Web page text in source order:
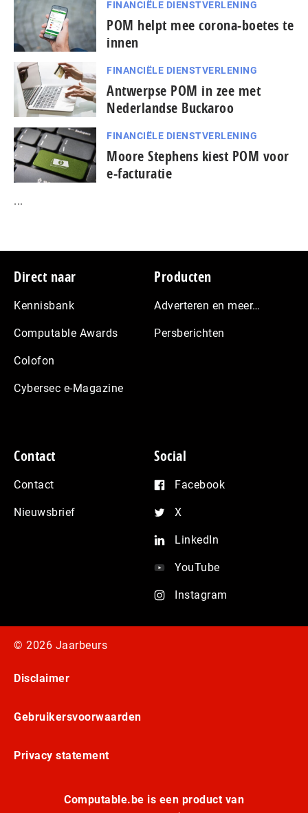
FINANCIËLE DIENSTVERLENING
POM helpt mee corona-boetes te
innen
FINANCIËLE DIENSTVERLENING
Antwerpse POM in zee met
Nederlandse Buckaroo
FINANCIËLE DIENSTVERLENING
Moore Stephens kiest POM voor
e-facturatie
...
Footer
Direct naar
Kennisbank
Computable Awards
Colofon
Cybersec e-Magazine
Producten
Adverteren en meer…
Persberichten
Contact
Contact
Nieuwsbrief
Social
Facebook
X
LinkedIn
YouTube
Instagram
© 2026 Jaarbeurs
Disclaimer
Gebruikersvoorwaarden
Privacy statement
Computable.be is een product van